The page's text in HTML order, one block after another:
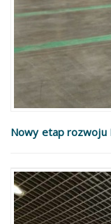
Nowy etap rozwoju